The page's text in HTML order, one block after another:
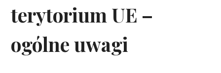
terytorium UE –
ogólne uwagi